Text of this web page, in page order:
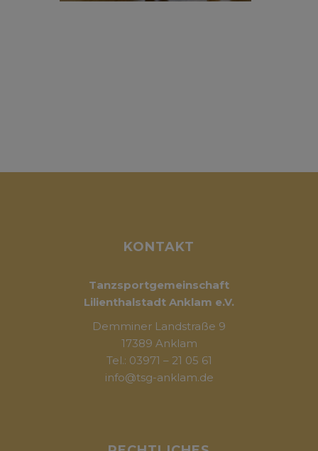
KONTAKT
Tanzsportgemeinschaft
Lilienthalstadt Anklam e.V.
Demminer Landstraße 9
17389 Anklam
Tel.: 03971 – 21 05 61
info@tsg-anklam.de